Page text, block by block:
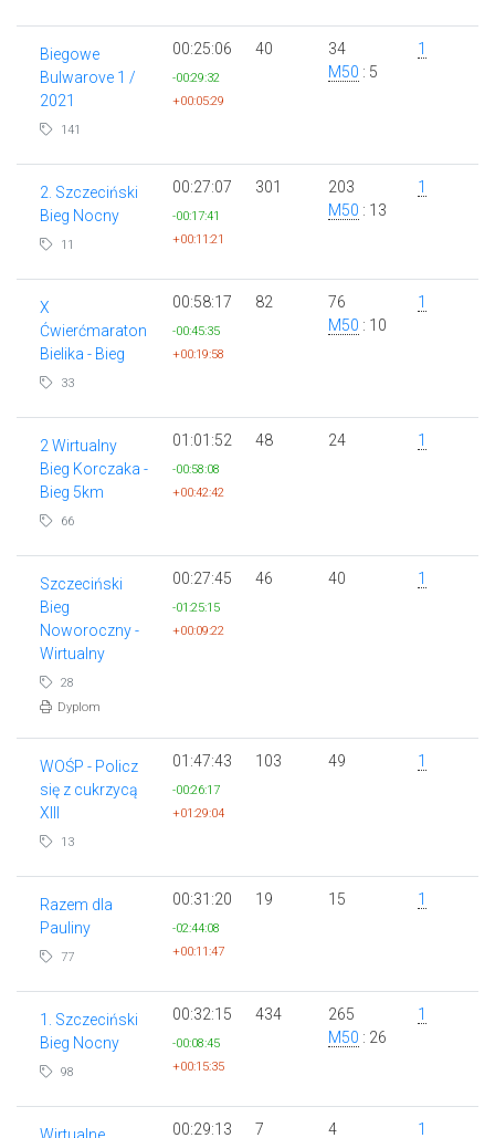
Biegowe
Bulwarove 1 /
2021
141
00:25:06
-00:29:32
+00:05:29
40
34
M50 : 5
1
2. Szczeciński
Bieg Nocny
11
00:27:07
-00:17:41
+00:11:21
301
203
M50 : 13
1
X
Ćwierćmaraton
Bielika - Bieg
33
00:58:17
-00:45:35
+00:19:58
82
76
M50 : 10
1
2 Wirtualny
Bieg Korczaka -
Bieg 5km
66
01:01:52
-00:58:08
+00:42:42
48 24 1
Szczeciński
Bieg
Noworoczny -
Wirtualny
28
Dyplom
00:27:45
-01:25:15
+00:09:22
46 40 1
WOŚP - Policz
się z cukrzycą
XIII
13
01:47:43
-00:26:17
+01:29:04
103 49 1
Razem dla
Pauliny
77
00:31:20
-02:44:08
+00:11:47
19 15 1
1. Szczeciński
Bieg Nocny
98
00:32:15
-00:08:45
+00:15:35
434
265
M50 : 26
1
Wirtualne 00:29:13 7 4 1